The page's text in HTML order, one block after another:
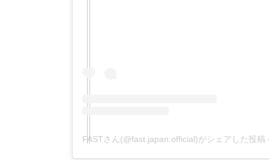
FASTさん(@fast.japan.official)がシェアした投稿